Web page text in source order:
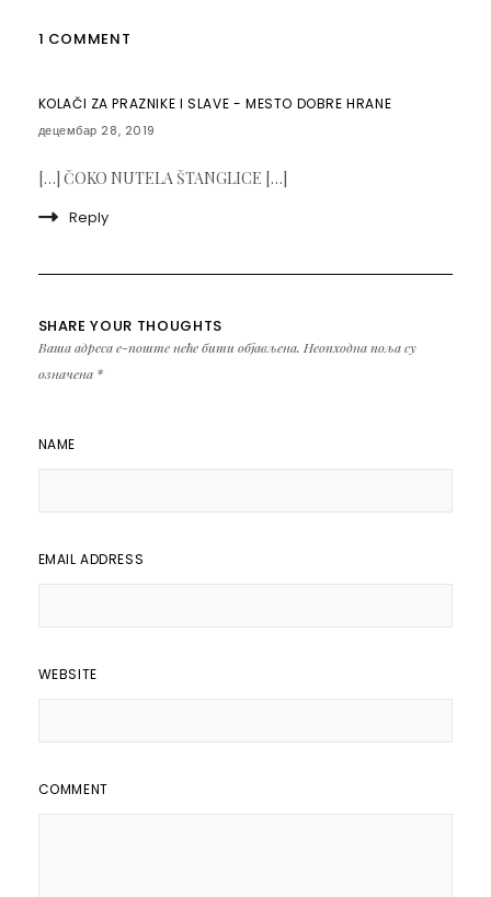
1 COMMENT
KOLAČI ZA PRAZNIKE I SLAVE - MESTO DOBRE HRANE
децембар 28, 2019
[…] ČOKO NUTELA ŠTANGLICE […]
Reply
SHARE YOUR THOUGHTS
Ваша адреса е-поште неће бити објављена. Неопходна поља су
означена *
NAME
EMAIL ADDRESS
WEBSITE
COMMENT